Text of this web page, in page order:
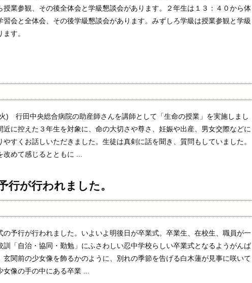
授業参観、その後全体会と学級懇談会があります。２年生は１３：４０から体
習会と全体会、その後学級懇談会があります。みずしろ学級は授業参観と学級
す。
) 行田中央総合病院の助産師さんを講師として「生命の授業」を実施しまし
近に控えた３年生を対象に、命の大切さや尊さ、妊娠や出産、男女交際などに
やすくお話しいただきました。生徒は真剣に話を聞き、質問もしていました。
改めて感じるとともに ...
行が行われました。
予行が行われました。いよいよ明後日が卒業式。卒業生、在校生、職員が一
訓「自治・協同・勤勉」にふさわしい忍中学校らしい卒業式となるようがんば
玄関前の少女像を飾るかのように、別れの季節を告げる白木蓮が見事に咲いて
女像の手の中にある卒業 ...